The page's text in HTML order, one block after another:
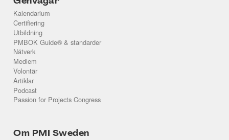
Kalendarium
Certifiering
Utbildning
PMBOK Guide® & standarder
Nätverk
Medlem
Volontär
Artiklar
Podcast
Passion for Projects Congress
Om PMI Sweden